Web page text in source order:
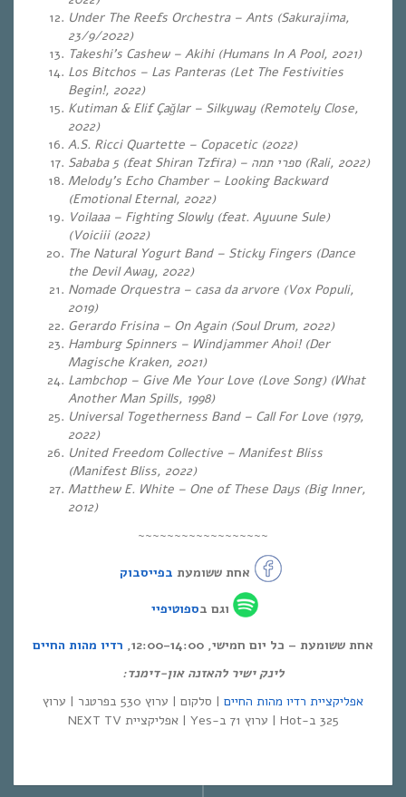
Under The Reefs Orchestra – Ants (Sakurajima,
23/9/2022)
Takeshi’s Cashew – Akihi (Humans In A Pool, 2021)
Los Bitchos – Las Panteras (Let The Festivities
Begin!, 2022)
Kutiman & Elif Çağlar – Silkyway (Remotely Close,
2022)
A.S. Ricci Quartette – Copacetic (2022)
Sababa 5 (feat Shiran Tzfira) – ספרי תמה(Rali, 2022)
Melody’s Echo Chamber – Looking Backward
(Emotional Eternal, 2022)
Voilaaa – Fighting Slowly (feat. Ayuune Sule)
(Voiciii (2022)
The Natural Yogurt Band – Sticky Fingers (Dance
the Devil Away, 2022)
Nomade Orquestra – casa da arvore (Vox Populi,
2019)
Gerardo Frisina – On Again (Soul Drum, 2022)
Hamburg Spinners – Windjammer Ahoi! (Der
Magische Kraken, 2021)
Lambchop – Give Me Your Love (Love Song) (What
Another Man Spills, 1998)
Universal Togetherness Band – Call For Love (1979,
2022)
United Freedom Collective – Manifest Bliss
(Manifest Bliss, 2022)
Matthew E. White – One of These Days (Big Inner,
2012)
~~~~~~~~~~~~~~~~~~
אחת ששומעת בפייסבוק
וגם בספוטיפיי
אחת ששומעת – כל יום חמישי, 12:00-14:00,
רדיו מהות החיים
לינק ישיר להאזנה און-דימנד:
אפליקציית רדיו מהות החיים
| סלקום | ערוץ 530 בפרטנר | ערוץ
325 ב-Hot | ערוץ 71 ב-Yes | אפליקציית NEXT TV